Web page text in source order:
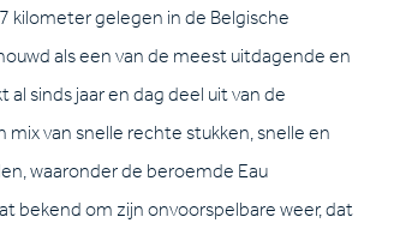
kilometer gelegen in de Belgische
als een van de meest uitdagende en
sinds jaar en dag deel uit van de
van snelle rechte stukken, snelle en
waaronder de beroemde Eau
bekend om zijn onvoorspelbare weer, dat